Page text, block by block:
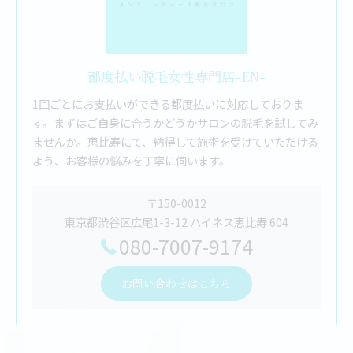
都度払い脱毛女性専門店-EN-
1回ごとにお支払いができる都度払いに対応しておりま
す。まずはご自身に合うかどうかサロンの脱毛を試してみ
ませんか。恵比寿にて、納得して施術を受けていただける
よう、お客様の悩みを丁寧に伺います。
〒150-0012
東京都渋谷区広尾1-3-12 ハイネス恵比寿 604
080-7007-9174
お問い合わせはこちら